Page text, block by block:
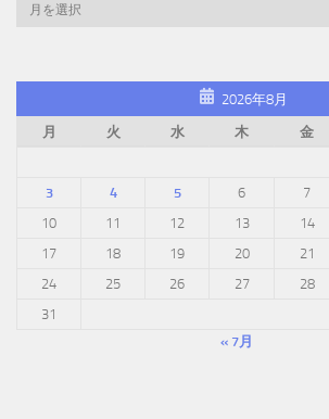
2026年8月
月
火 水 木 金
3
4 5 6 7
10
11 12 13 14
17
18 19 20 21
24
25 26 27 28
31
« 7月